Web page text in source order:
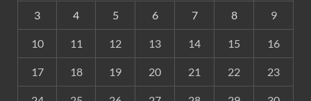
3 4 5 6 7 8 9
10 11 12 13 14 15 16
17 18 19 20 21 22 23